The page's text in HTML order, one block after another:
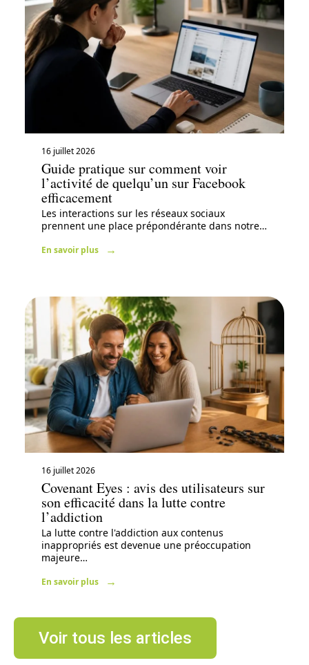
16 juillet 2026
Guide pratique sur comment voir
l’activité de quelqu’un sur Facebook
efficacement
Les interactions sur les réseaux sociaux
prennent une place prépondérante dans notre…
En savoir plus
16 juillet 2026
Covenant Eyes : avis des utilisateurs sur
son efficacité dans la lutte contre
l’addiction
La lutte contre l'addiction aux contenus
inappropriés est devenue une préoccupation
majeure…
En savoir plus
Voir tous les articles